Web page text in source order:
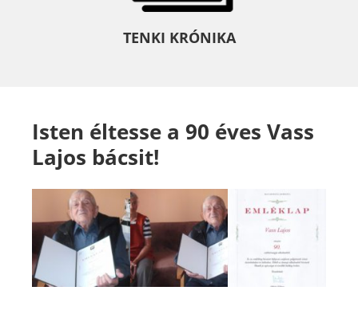
TENKI KRÓNIKA
Isten éltesse a 90 éves Vass
Lajos bácsit!